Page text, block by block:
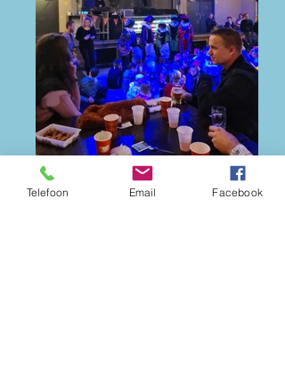
Telefoon Email Facebook